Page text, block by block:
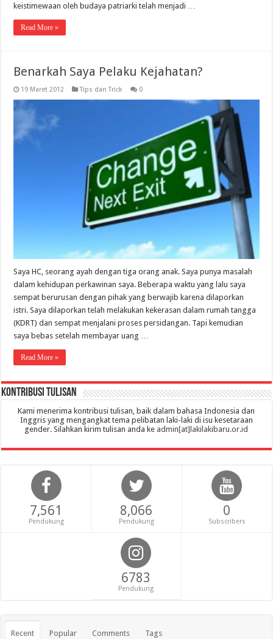
keistimewaan oleh budaya patriarki telah menjadi …
Read More »
Benarkah Saya Pelaku Kejahatan?
19 Maret 2012 Tips dan Trick 0
Saya HC, seorang ayah dengan tiga orang anak. Saya punya masalah
dalam kehidupan perkawinan saya. Beberapa waktu yang lalu saya
sempat berurusan dengan pihak yang berwajib karena dilaporkan
istri. Saya dilaporkan telah melakukan kekerasan dalam rumah tangga
(KDRT) dan sempat menjalani proses persidangan. Tapi kemudian
saya bebas setelah membayar uang …
Read More »
Kontribusi Tulisan
Kami menerima kontribusi tulisan, baik dalam bahasa Indonesia dan
Inggris yang mengangkat tema pelibatan laki-laki di isu kesetaraan
gender. Silahkan kirim tulisan anda ke admin[at]lakilakibaru.or.id
7,561
Pendukung
8,066
Pendukung
0
Subscribers
6783
Pendukung
Recent Popular Comments Tags